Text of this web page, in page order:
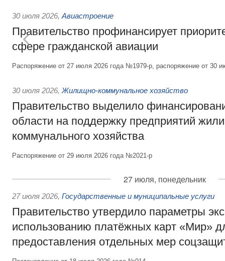
30 июля 2026, Авиастроение
Правительство профинансирует
сфере гражданской авиации
Распоряжение от 27 июля 2026 года №1979-р, распоряжение от 30
30 июля 2026, Жилищно-коммунальное хозяйство
Правительство выделило
области на поддержку предприятий
коммунального хозяйства
Распоряжение от 29 июля 2026 года №2021-р
27 июля, понедельник
27 июля 2026, Государственные и муниципальные услуги
Правительство утвердило параметры
использованию платёжных карт «Мир»
предоставления отдельных мер